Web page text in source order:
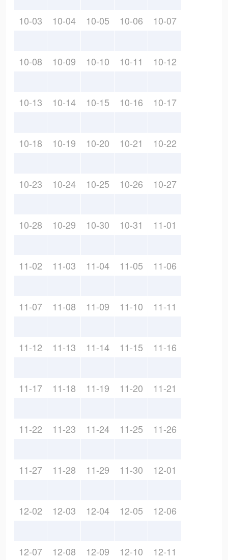
10-03 10-04 10-05 10-06 10-07
10-08 10-09 10-10 10-11 10-12
10-13 10-14 10-15 10-16 10-17
10-18 10-19 10-20 10-21 10-22
10-23 10-24 10-25 10-26 10-27
10-28 10-29 10-30 10-31 11-01
11-02 11-03 11-04 11-05 11-06
11-07 11-08 11-09 11-10 11-11
11-12 11-13 11-14 11-15 11-16
11-17 11-18 11-19 11-20 11-21
11-22 11-23 11-24 11-25 11-26
11-27 11-28 11-29 11-30 12-01
12-02 12-03 12-04 12-05 12-06
12-07 12-08 12-09 12-10 12-11